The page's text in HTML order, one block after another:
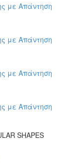
με Απάντηση
με Απάντηση
με Απάντηση
με Απάντηση
SHAPES